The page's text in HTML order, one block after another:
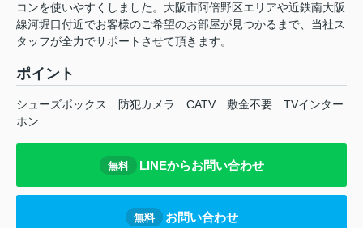
コンを使いやすくしました。大阪市阿倍野区エリアや近鉄南大阪
線河堀口付近でお客様のご希望のお部屋が見つかるまで、当社ス
タッフが全力でサポートさせて頂きます。
ポイント
シューズボックス 防犯カメラ CATV 敷金不要
TVインター
ホン
無料 LINEからお問い合わせ
無料 お問い合わせ